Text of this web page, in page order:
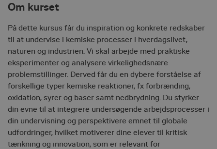
Om kurset
På dette kursus får du inspiration og konkrete redskaber
til at undervise i kemiske processer i hverdagslivet,
naturen og industrien. Vi skal arbejde med praktiske
eksperimenter og analysere virkelighedsnære
problemstillinger. Derved får du en dybere forståelse af
forskellige typer kemiske reaktioner, fx forbrænding,
oxidation, syrer og baser samt nedbrydning. Du styrker
din evne til at integrere undersøgende arbejdsprocesser i
din undervisning og perspektivere emnet til globale
udfordringer, hvilket motiverer dine elever til kritisk
tænkning og innovation, som er relevant for